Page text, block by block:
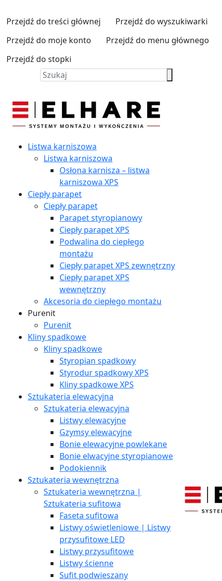
Przejdź do treści głównej
Przejdź do wyszukiwarki
Przejdź do moje konto
Przejdź do menu głównego
Przejdź do stopki
Listwa karniszowa
Listwa karniszowa
Osłona karnisza – listwa
karniszowa XPS
Ciepły parapet
Ciepły parapet
Parapet styropianowy
Ciepły parapet XPS
Podwalina do ciepłego
montażu
Ciepły parapet XPS zewnętrzny
Ciepły parapet XPS
wewnętrzny
Akcesoria do ciepłego montażu
Purenit
Purenit
Kliny spadkowe
Kliny spadkowe
Styropian spadkowy
Styrodur spadkowy XPS
Kliny spadkowe XPS
Sztukateria elewacyjna
Sztukateria elewacyjna
Listwy elewacyjne
Gzymsy elewacyjne
Bonie elewacyjne powlekane
Bonie elwacyjne styropianowe
Podokiennik
Sztukateria wewnętrzna
Sztukateria wewnętrzna |
Sztukateria sufitowa
Faseta sufitowa
Listwy oświetleniowe | Listwy
przysufitowe LED
Listwy przysufitowe
Listwy ścienne
Sufit podwieszany